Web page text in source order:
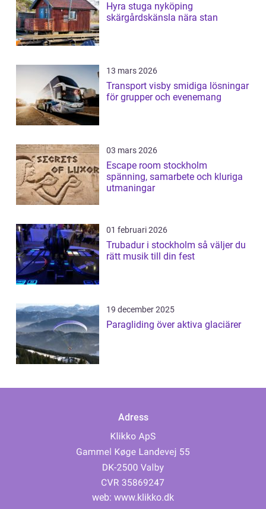
Hyra stuga nyköping
skärgårdskänsla nära stan
13 mars 2026
Transport visby smidiga lösningar
för grupper och evenemang
03 mars 2026
Escape room stockholm
spänning, samarbete och kluriga
utmaningar
01 februari 2026
Trubadur i stockholm så väljer du
rätt musik till din fest
19 december 2025
Paragliding över aktiva glaciärer
Adress
web: www.klikko.dk